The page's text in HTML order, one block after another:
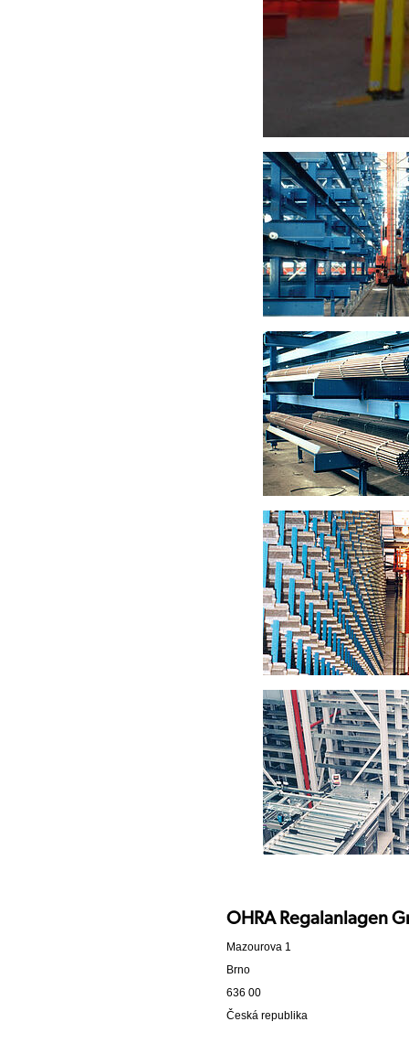
OHRA Regalanlagen
Mazourova 1
Brno
636 00
Česká republika